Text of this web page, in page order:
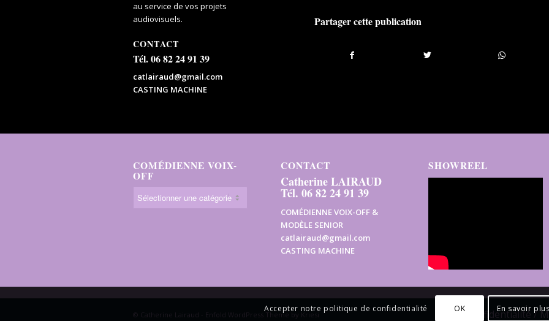
Partager cette publication
au service de vos projets
audiovisuels.
CONTACT
Tél. 06 82 24 91 39
catlairaud@gmail.com
CASTING MACHINE
COMÉDIENNE VOIX-
OFF
CONTACT
Catherine LAIRAUD
Tél. 06 82 24 91 39
COMÉDIENNE VOIX-OFF &
MODÈLE SENIOR
catlairaud@gmail.com
CASTING MACHINE
SHOWREEL
© Catherine Lairaud - Enfold WordPress Theme by Kriesi Confidentialité /
Accepter notre politique de confidentialité OK En savoir plus